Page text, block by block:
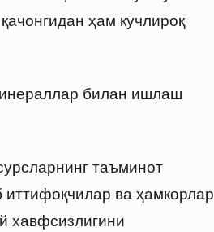
ҳам кучлироқ
билан ишлаш
таъминот
ва ҳамкорлар
хавфсизлигини